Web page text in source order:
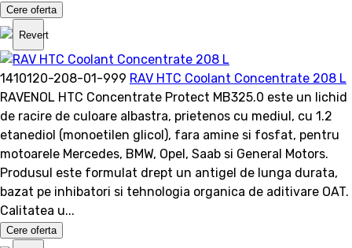
Cere oferta
Revert
1410120-208-01-999 RAV HTC Coolant Concentrate 208 L
RAVENOL HTC Concentrate Protect MB325.0 este un lichid
de racire de culoare albastra, prietenos cu mediul, cu 1.2
etanediol (monoetilen glicol), fara amine si fosfat, pentru
motoarele Mercedes, BMW, Opel, Saab si General Motors.
Produsul este formulat drept un antigel de lunga durata,
bazat pe inhibatori si tehnologia organica de aditivare OAT.
Calitatea u...
Cere oferta